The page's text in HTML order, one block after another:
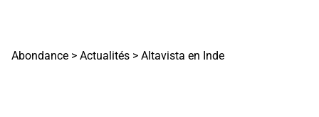
Abondance > Actualités > Altavista en Inde